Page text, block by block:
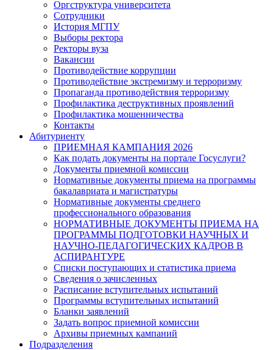
Оргструктура университета
Сотрудники
История МГПУ
Выборы ректора
Ректоры вуза
Вакансии
Противодействие коррупции
Противодействие экстремизму и терроризму
Пропаганда противодействия терроризму
Профилактика деструктивных проявлений
Профилактика мошенничества
Контакты
Абитуриенту
ПРИЕМНАЯ КАМПАНИЯ 2026
Как подать документы на портале Госуслуги?
Документы приемной комиссии
Нормативные документы приема на программы
бакалавриата и магистратуры
Нормативные документы среднего
профессионального образования
НОРМАТИВНЫЕ ДОКУМЕНТЫ ПРИЕМА НА
ПРОГРАММЫ ПОДГОТОВКИ НАУЧНЫХ И
НАУЧНО-ПЕДАГОГИЧЕСКИХ КАДРОВ В
АСПИРАНТУРЕ
Списки поступающих и статистика приема
Сведения о зачисленных
Расписание вступительных испытаний
Программы вступительных испытаний
Бланки заявлений
Задать вопрос приемной комиссии
Архивы приемных кампаний
Подразделения